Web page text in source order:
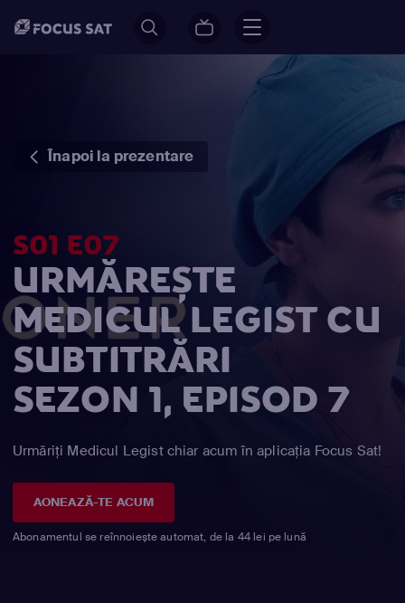
Înapoi la prezentare
S01 E07
URMĂREȘTE
MEDICUL LEGIST CU
SUBTITRĂRI
SEZON 1, EPISOD 7
Urmăriți Medicul Legist chiar acum în aplicația Focus Sat!
AONEAZĂ-TE ACUM
Abonamentul se reînnoiește automat, de la 44 lei pe lună